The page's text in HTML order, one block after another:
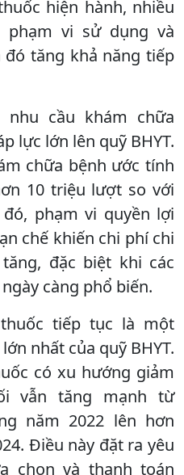
hiện hành, nhiều
vi sử dụng và
tăng khả năng tiếp
nhu cầu khám chữa
lực lớn lên quỹ BHYT.
chữa bệnh ước tính
10 triệu lượt so với
phạm vi quyền lợi
chế khiến chi phí chi
đặc biệt khi các
càng phổ biến.
tiếp tục là một
nhất của quỹ BHYT.
có xu hướng giảm
vẫn tăng mạnh từ
năm 2022 lên hơn
Điều này đặt ra yêu
chọn và thanh toán